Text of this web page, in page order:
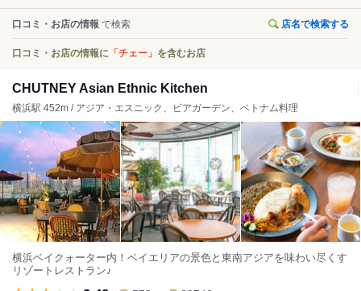
口コミ・お店の情報 で検索 店名で検索する
口コミ・お店の情報に 「チェー」 を含むお店
CHUTNEY Asian Ethnic Kitchen
横浜駅 452m / アジア・エスニック、ビアガーデン、ベトナム料理
横浜ベイクォーター内！ベイエリアの景色と東南アジアを味わい尽くす
リゾートレストラン♪